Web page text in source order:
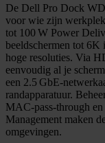
De Dell Pro Dock
voor wie zijn
tot 100 W Power
beeldschermen tot 6K
hoge resoluties. Via
eenvoudig al je
een 2.5 GbE-
randapparatuur.
MAC‑pass‑through
Management maken
omgevingen.